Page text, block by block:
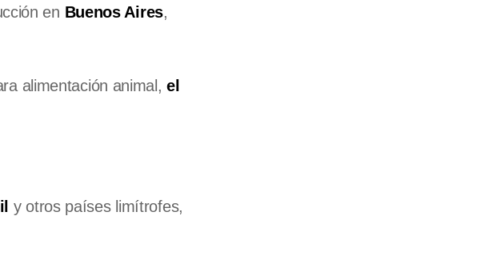
en Buenos Aires,
alimentación animal,el
y otros países limítrofes,